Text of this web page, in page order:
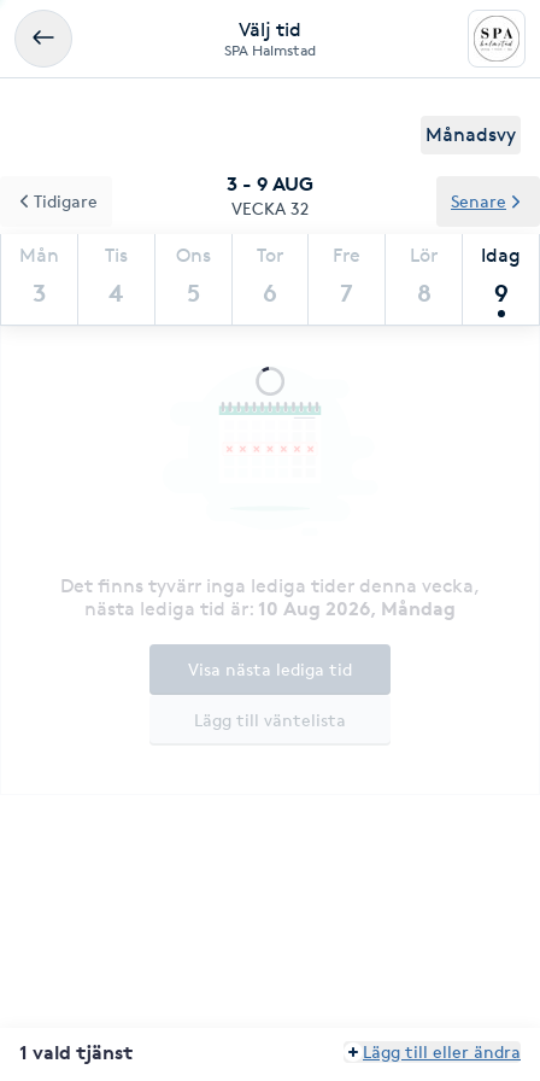
Välj tid
SPA Halmstad
Månadsvy
3 - 9 AUG
VECKA 32
Mån
3
Tis
4
Ons
5
Tor
6
Fre
7
Lör
8
Idag
9
Tidigare Senare
Det finns tyvärr inga lediga tider denna vecka,
nästa lediga tid är: 10 Aug 2026, Måndag
Lägg till väntelista
Visa nästa lediga tid
1 vald tjänst Lägg till eller ändra